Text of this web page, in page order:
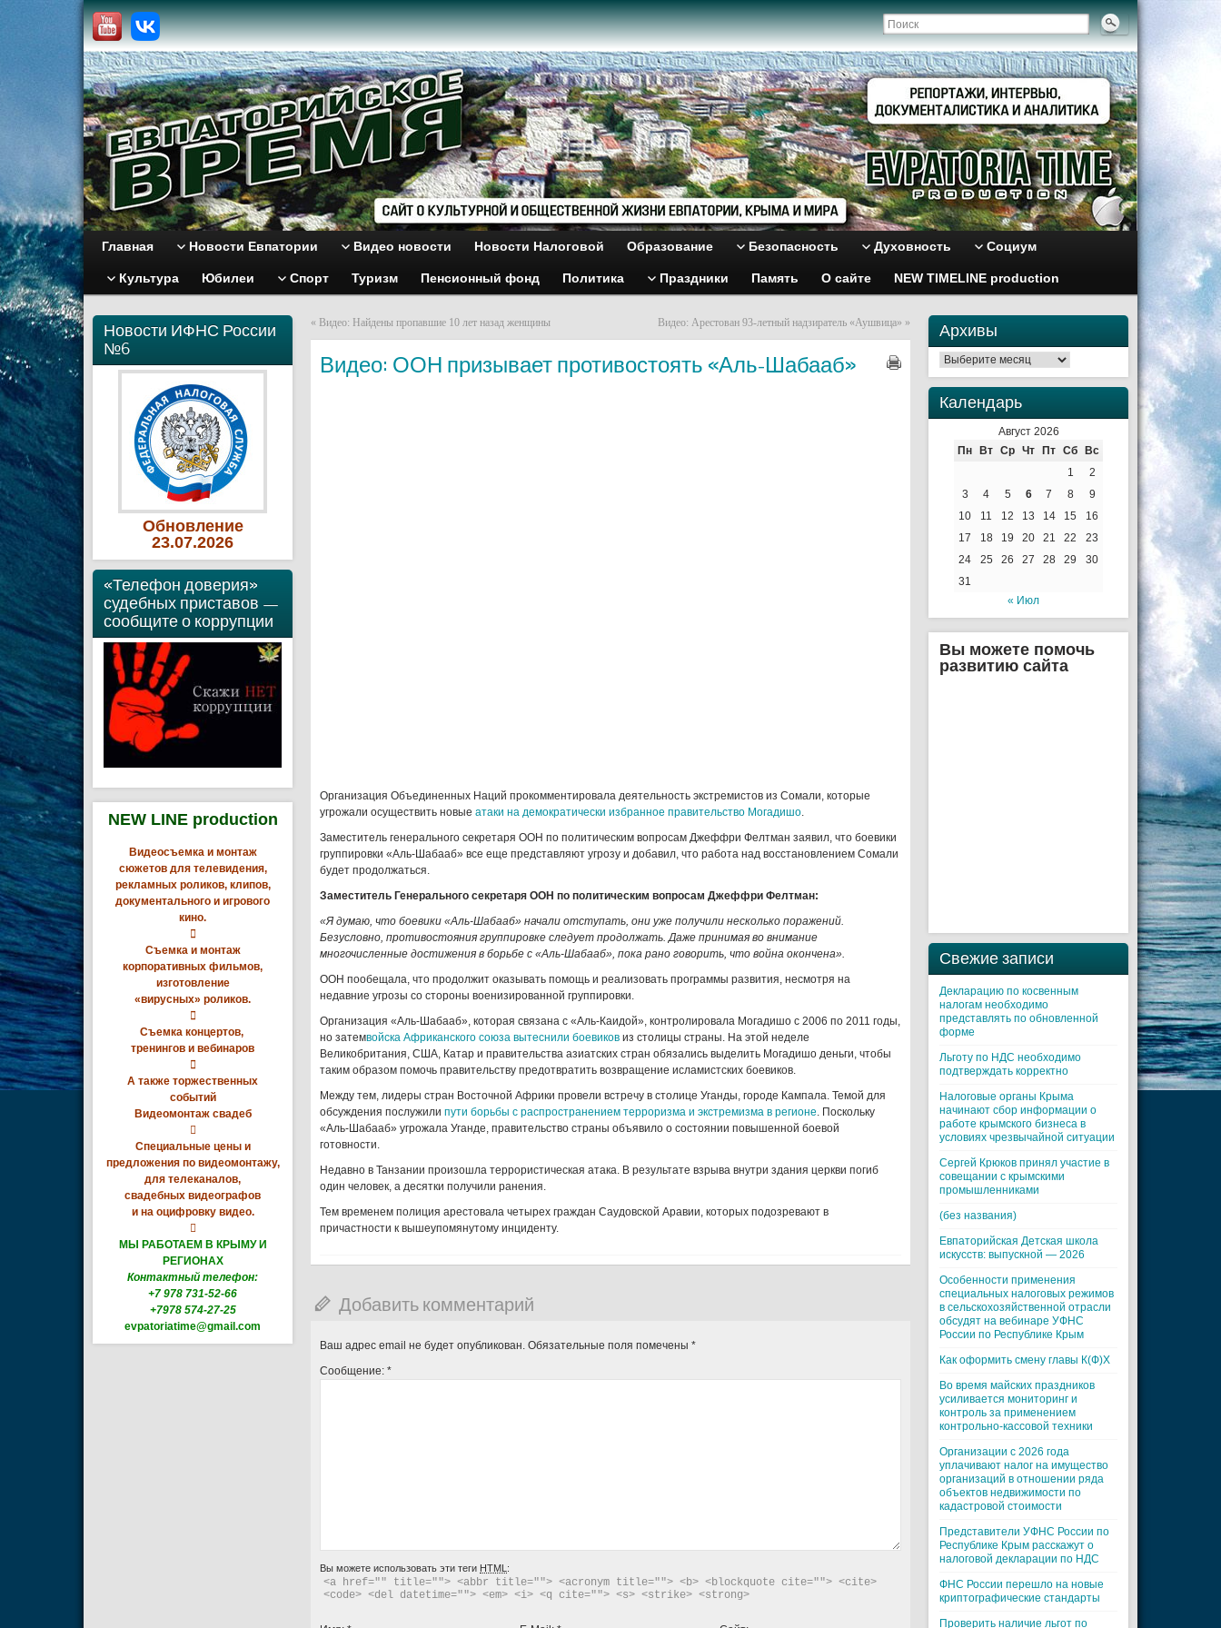
Главная Новости Евпатории Видео новости Новости Налоговой Образование Безопасность Духовность Социум
Культура Юбилеи Спорт Туризм Пенсионный фонд Политика Праздники Память О сайте NEW TIMELINE production
Новости ИФНС России
№6
Обновление
23.07.2026
«Телефон доверия»
судебных приставов —
сообщите о коррупции
NEW LINE production
Видеосъемка и монтаж
сюжетов для телевидения,
рекламных роликов, клипов,
документального и игрового
кино.

Съемка и монтаж
корпоративных фильмов,
изготовление
«вирусных» роликов.

Съемка концертов,
тренингов и вебинаров

А также торжественных
событий
Видеомонтаж свадеб

Специальные цены и
предложения по видеомонтажу,
для телеканалов,
свадебных видеографов
и на оцифровку видео.

МЫ РАБОТАЕМ В КРЫМУ И
РЕГИОНАХ
Контактный телефон:
+7 978 731-52-66
+7978 574-27-25
evpatoriatime@gmail.com
« Видео: Найдены пропавшие 10 лет назад женщины Видео: Арестован 93-летный надзиратель «Аушвица» »
Видео: ООН призывает противостоять «Аль-Шабааб»
Организация Объединенных Наций прокомментировала деятельность экстремистов из Сомали, которые
угрожали осуществить новые атаки на демократически избранное правительство Могадишо.
Заместитель генерального секретаря ООН по политическим вопросам Джеффри Фелтман заявил, что боевики
группировки «Аль-Шабааб» все еще представляют угрозу и добавил, что работа над восстановлением Сомали
будет продолжаться.
Заместитель Генерального секретаря ООН по политическим вопросам Джеффри Фелтман:
«Я думаю, что боевики «Аль-Шабааб» начали отступать, они уже получили несколько поражений.
Безусловно, противостояния группировке следует продолжать. Даже принимая во внимание
многочисленные достижения в борьбе с «Аль-Шабааб», пока рано говорить, что война окончена».
ООН пообещала, что продолжит оказывать помощь и реализовать программы развития, несмотря на
недавние угрозы со стороны военизированной группировки.
Организация «Аль-Шабааб», которая связана с «Аль-Каидой», контролировала Могадишо с 2006 по 2011 годы,
но затемвойска Африканского союза вытеснили боевиков из столицы страны. На этой неделе
Великобритания, США, Катар и правительства азиатских стран обязались выделить Могадишо деньги, чтобы
таким образом помочь правительству предотвратить возвращение исламистских боевиков.
Между тем, лидеры стран Восточной Африки провели встречу в столице Уганды, городе Кампала. Темой для
обсуждения послужили пути борьбы с распространением терроризма и экстремизма в регионе. Поскольку
«Аль-Шабааб» угрожала Уганде, правительство страны объявило о состоянии повышенной боевой
готовности.
Недавно в Танзании произошла террористическая атака. В результате взрыва внутри здания церкви погиб
один человек, а десятки получили ранения.
Тем временем полиция арестовала четырех граждан Саудовской Аравии, которых подозревают в
причастности к вышеупомянутому инциденту.
Добавить комментарий
Ваш адрес email не будет опубликован. Обязательные поля помечены *
Сообщение: *
Вы можете использовать эти теги HTML :
<a href="" title=""> <abbr title=""> <acronym title=""> <b> <blockquote cite=""> <cite>
<code> <del datetime=""> <em> <i> <q cite=""> <s> <strike> <strong>
Архивы
Архивы
Календарь
Август 2026
Пн
Вт Ср Чт Пт Сб
Вс
1
2
3
4 5 6 7 8
9
10
11 12 13 14 15
16
17
18 19 20 21 22
23
24
25 26 27 28 29
30
31
« Июл
Вы можете помочь
развитию сайта
Свежие записи
Декларацию по косвенным
налогам необходимо
представлять по обновленной
форме
Льготу по НДС необходимо
подтверждать корректно
Налоговые органы Крыма
начинают сбор информации о
работе крымского бизнеса в
условиях чрезвычайной ситуации
Cергей Крюков принял участие в
совещании с крымскими
промышленниками
(без названия)
Евпаторийская Детская школа
искусств: выпускной — 2026
Особенности применения
специальных налоговых режимов
в сельскохозяйственной отрасли
обсудят на вебинаре УФНС
России по Республике Крым
Как оформить смену главы К(Ф)Х
Во время майских праздников
усиливается мониторинг и
контроль за применением
контрольно-кассовой техники
Организации с 2026 года
уплачивают налог на имущество
организаций в отношении ряда
объектов недвижимости по
кадастровой стоимости
Представители УФНС России по
Республике Крым расскажут о
налоговой декларации по НДС
ФНС России перешло на новые
криптографические стандарты
Проверить наличие льгот по